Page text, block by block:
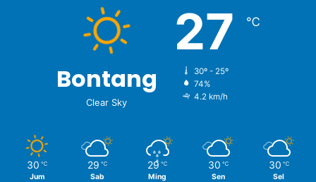
Bontang
Clear Sky
27 ℃
30º - 25º
74%
4.2 km/h
30 ℃
Jum
29 ℃
Sab
29 ℃
Ming
30 ℃
Sen
30 ℃
Sel